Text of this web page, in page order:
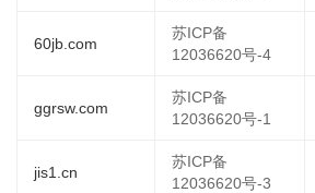
60jb.com
苏ICP备
12036620号-4
ggrsw.com
苏ICP备
12036620号-1
jis1.cn
苏ICP备
12036620号-3